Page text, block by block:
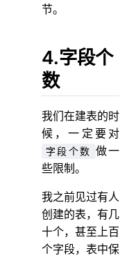
节。
4.字段个
数
我们在建表的时
候，一定要对
字段个数 做一
些限制。
我之前见过有人
创建的表，有几
十个，甚至上百
个字段，表中保